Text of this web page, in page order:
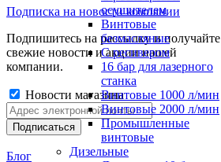
осушителем
Винтовые
безмасляные
C ресивером
16 бар для лазерного
станка
Винтовые 1000 л/мин
Винтовые 2000 л/мин
Промышленные
винтовые
Дизельные
Подписка на новости компании
Подпишитесь на рассылку и получайте
свежие новости и акции нашей
компании.
Новости магазина
Блог